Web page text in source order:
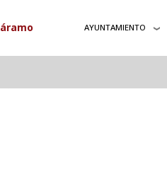
AYUNTAMIENTO